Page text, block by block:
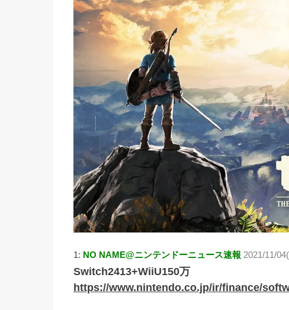
1: NO NAME@ニンテンドーニュース速報 2021/11/
Switch2413+WiiU150万
https://www.nintendo.co.jp/ir/finance/